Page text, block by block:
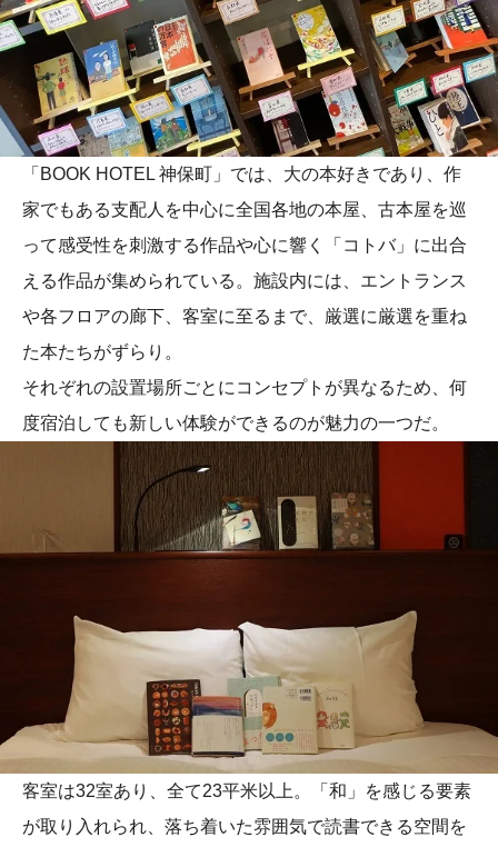
「BOOK HOTEL 神保町」では、大の本好きであり、作
家でもある支配人を中心に全国各地の本屋、古本屋を巡
って感受性を刺激する作品や心に響く「コトバ」に出合
える作品が集められている。施設内には、エントランス
や各フロアの廊下、客室に至るまで、厳選に厳選を重ね
た本たちがずらり。
それぞれの設置場所ごとにコンセプトが異なるため、何
度宿泊しても新しい体験ができるのが魅力の一つだ。
客室は32室あり、全て23平米以上。「和」を感じる要素
が取り入れられ、落ち着いた雰囲気で読書できる空間を